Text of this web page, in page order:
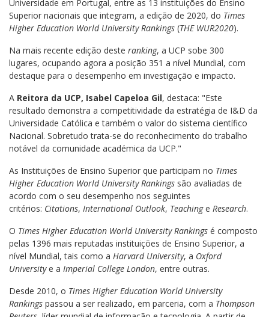
Universidade em Portugal, entre as 13 instituições do Ensino
Superior nacionais que integram, a edição de 2020, do Times
Higher Education World University Rankings (THE WUR2020).
Na mais recente edição deste ranking, a UCP sobe 300
lugares, ocupando agora a posição 351 a nível Mundial, com
destaque para o desempenho em investigação e impacto.
A Reitora da UCP, Isabel Capeloa Gil, destaca: "Este
resultado demonstra a competitividade da estratégia de I&D da
Universidade Católica e também o valor do sistema científico
Nacional. Sobretudo trata-se do reconhecimento do trabalho
notável da comunidade académica da UCP."
As Instituições de Ensino Superior que participam no Times
Higher Education World University Rankings são avaliadas de
acordo com o seu desempenho nos seguintes
critérios: Citations, International Outlook, Teachinge Research.
O Times Higher Education World University Rankings é composto
pelas 1396 mais reputadas instituições de Ensino Superior, a
nível Mundial, tais como a Harvard University, a Oxford
Universitye a Imperial College London, entre outras.
Desde 2010, o Times Higher Education World University
Rankings passou a ser realizado, em parceria, com a Thompson